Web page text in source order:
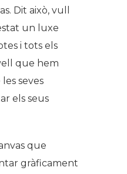
Dit això, vull
un luxe
i tots els
que hem
seves
els seus
que
gràficament